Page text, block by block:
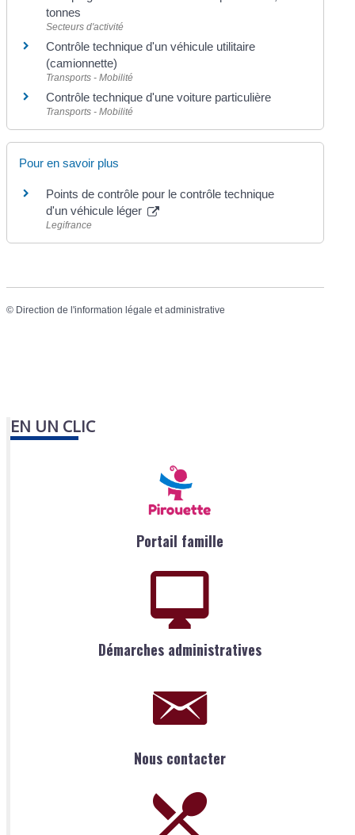
tonnes
Secteurs d'activité
Contrôle technique d'un véhicule utilitaire
(camionnette)
Transports - Mobilité
Contrôle technique d'une voiture particulière
Transports - Mobilité
Pour en savoir plus
Points de contrôle pour le contrôle technique
d'un véhicule léger
Legifrance
© Direction de l'information légale et administrative
EN UN CLIC
Portail famille
Démarches administratives
Nous contacter